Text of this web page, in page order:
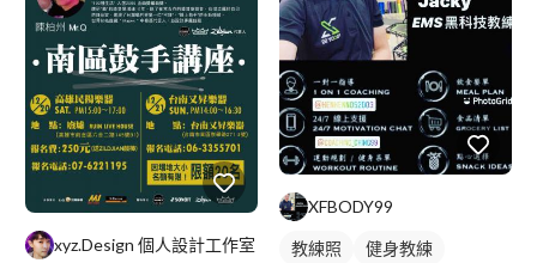
xyz.Design 個人設計工作室
XFBODY99
教練照
健身教練